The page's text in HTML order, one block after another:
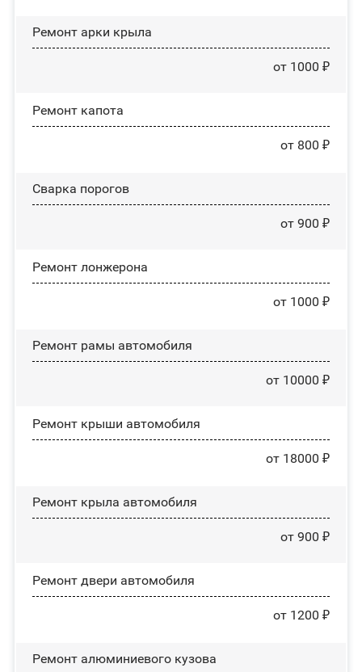
Ремонт арки крыла
от 1000 ₽
Ремонт капота
от 800 ₽
Сварка порогов
от 900 ₽
Ремонт лонжерона
от 1000 ₽
Ремонт рамы автомобиля
от 10000 ₽
Ремонт крыши автомобиля
от 18000 ₽
Ремонт крыла автомобиля
от 900 ₽
Ремонт двери автомобиля
от 1200 ₽
Ремонт алюминиевого кузова